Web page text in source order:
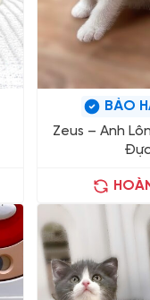
BẢO
Zeus – Anh